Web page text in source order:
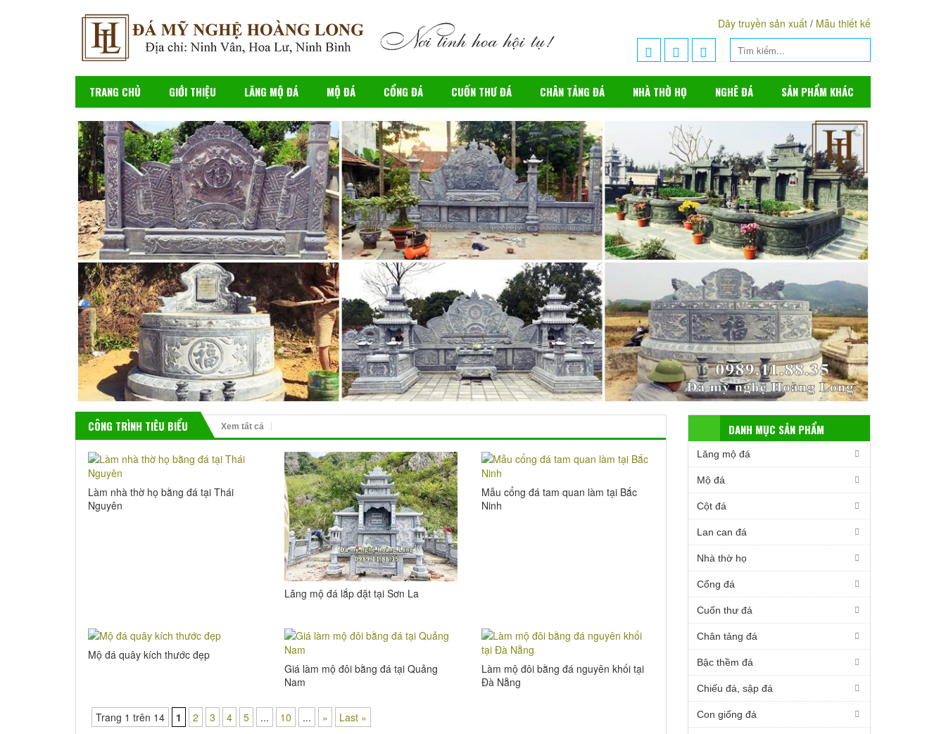
Dây truyền sản xuất/ Mẫu thiết kế
TRANG CHỦ GIỚI THIỆU LĂNG MỘ ĐÁ MỘ ĐÁ CỔNG ĐÁ CUỐN THƯ ĐÁ CHÂN TẢNG ĐÁ NHÀ THỜ HỌ NGHÊ ĐÁ SẢN PHẨM KHÁC
CÔNG TRÌNH TIÊU BIỂU Xem tất cả
Làm nhà thờ họ bằng đá tại Thái
Nguyên
Lăng mộ đá lắp đặt tại Sơn La
Mẫu cổng đá tam quan làm tại Bắc
Ninh
Mộ đá quây kích thước đẹp
Giá làm mộ đôi bằng đá tại Quảng
Nam
Làm mộ đôi bằng đá nguyên khối tại
Đà Nẵng
Trang 1 trên 14 1 2 3 4 5 ... 10 ... » Last »
DANH MỤC SẢN PHẨM
Lăng mộ đá
Mộ đá
Cột đá
Lan can đá
Nhà thờ họ
Cổng đá
Cuốn thư đá
Chân tảng đá
Bậc thềm đá
Chiếu đá, sập đá
Con giống đá